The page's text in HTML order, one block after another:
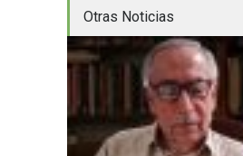
Otras Noticias